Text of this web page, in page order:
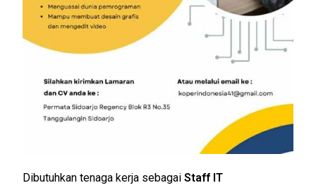
Dibutuhkan tenaga kerja sebagaiStaff IT